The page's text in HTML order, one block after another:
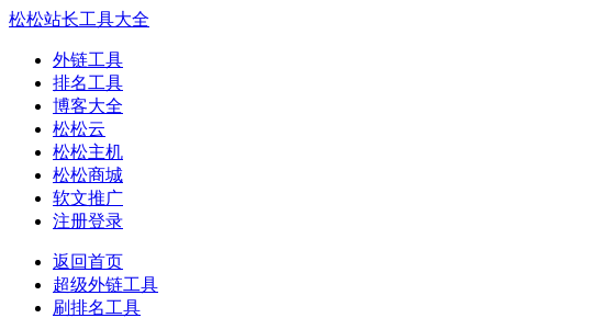
松松站长工具大全
外链工具
排名工具
博客大全
松松云
松松主机
松松商城
软文推广
注册登录
返回首页
超级外链工具
刷排名工具